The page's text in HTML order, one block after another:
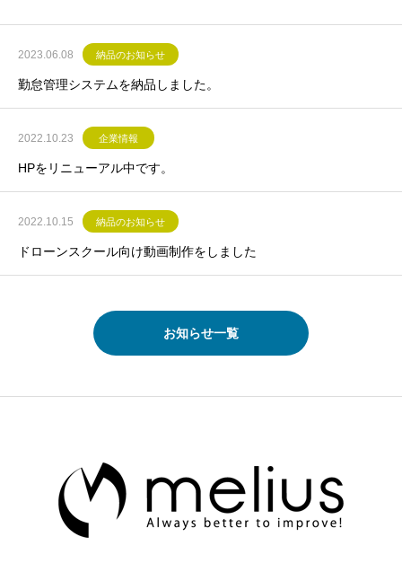
2023.06.08 納品のお知らせ
勤怠管理システムを納品しました。
2022.10.23 企業情報
HPをリニューアル中です。
2022.10.15 納品のお知らせ
ドローンスクール向け動画制作をしました
お知らせ一覧